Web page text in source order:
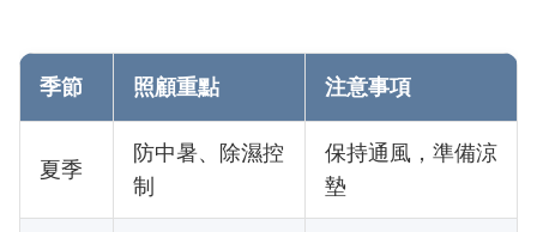
季節 照顧重點 注意事項
夏季
防中暑、除濕控
制
保持通風，準備涼
墊